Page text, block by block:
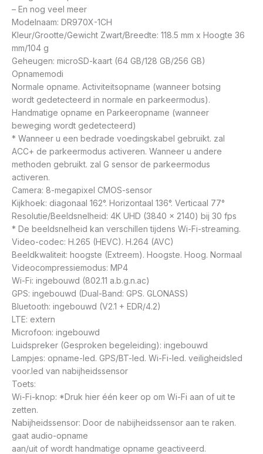
– En nog veel meer
Modelnaam: DR970X-1CH
Kleur/Grootte/Gewicht Zwart/Breedte: 118.5 mm x Hoogte 36
mm/104 g
Geheugen: microSD-kaart (64 GB/128 GB/256 GB)
Opnamemodi
Normale opname. Activiteitsopname (wanneer botsing
wordt gedetecteerd in normale en parkeermodus).
Handmatige opname en Parkeeropname (wanneer
beweging wordt gedetecteerd)
* Wanneer u een bedrade voedingskabel gebruikt. zal
ACC+ de parkeermodus activeren. Wanneer u andere
methoden gebruikt. zal G sensor de parkeermodus
activeren.
Camera: 8-megapixel CMOS-sensor
Kijkhoek: diagonaal 162°. Horizontaal 136°. Verticaal 77°
Resolutie/Beeldsnelheid: 4K UHD (3840 x 2140) bij 30 fps
* De beeldsnelheid kan verschillen tijdens Wi-Fi-streaming.
Video-codec: H.265 (HEVC). H.264 (AVC)
Beeldkwaliteit: hoogste (Extreem). Hoogste. Hoog. Normaal
Videocompressiemodus: MP4
Wi-Fi: ingebouwd (802.11 a.b.g.n.ac)
GPS: ingebouwd (Dual-Band: GPS. GLONASS)
Bluetooth: ingebouwd (V2.1 + EDR/4.2)
LTE: extern
Microfoon: ingebouwd
Luidspreker (Gesproken begeleiding): ingebouwd
Lampjes: opname-led. GPS/BT-led. Wi-Fi-led. veiligheidsled
voor.led van nabijheidssensor
Toets:
Wi-Fi-knop: *Druk hier één keer op om Wi-Fi aan of uit te
zetten.
Nabijheidssensor: Door de nabijheidssensor aan te raken.
gaat audio-opname
aan/uit of wordt handmatige opname geactiveerd.